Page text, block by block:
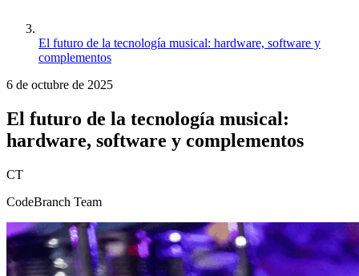
El futuro de la tecnología musical: hardware, software y
complementos
6 de octubre de 2025
El futuro de la tecnología musical:
hardware, software y complementos
CT
CodeBranch Team